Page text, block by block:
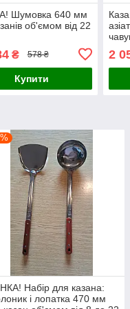
Шумовка 640 мм
об'ємом від 22
₴ 578 ₴
Купити
2
Набір для казана:
і лопатка 470 мм